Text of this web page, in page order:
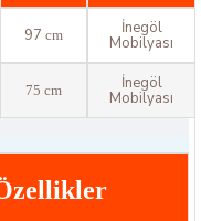
97 cm İnegöl
Mobilyası
75 cm İnegöl
Mobilyası